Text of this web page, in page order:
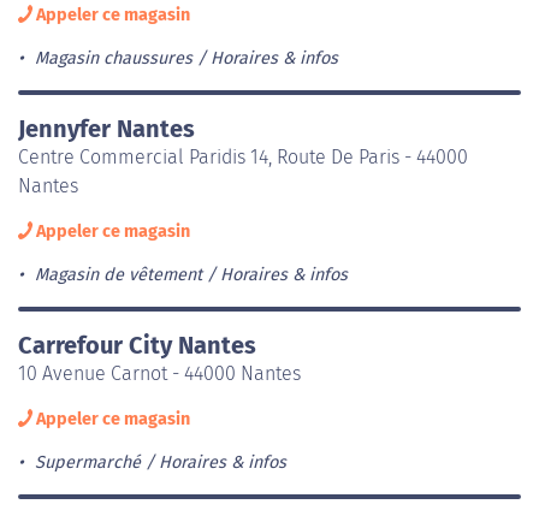
Appeler ce magasin
Magasin chaussures Horaires & infos
Jennyfer Nantes
Centre Commercial Paridis 14, Route De Paris - 44000
Nantes
Appeler ce magasin
Magasin de vêtement Horaires & infos
Carrefour City Nantes
10 Avenue Carnot - 44000 Nantes
Appeler ce magasin
Supermarché Horaires & infos